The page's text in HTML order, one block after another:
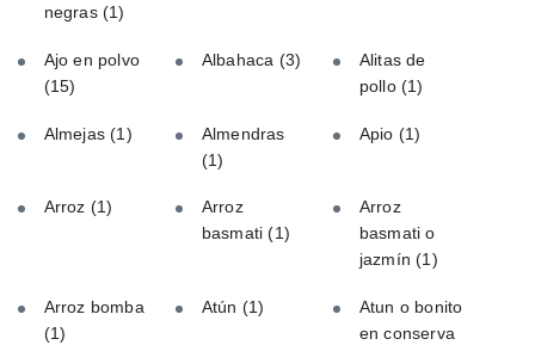
negras (1)
Ajo en polvo
(15)
Albahaca (3)
Alitas de
pollo(1)
Almejas(1)
Almendras
(1)
Apio (1)
Arroz (1)
Arroz
basmati(1)
Arroz
basmati o
jazmín(1)
Arroz bomba
(1)
Atún (1)
Atun o bonito
en conserva